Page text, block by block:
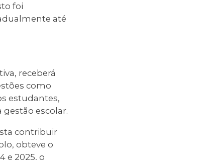
foi
até
receberá
como
estudantes,
escolar.
contribuir
obteve o
e 2025, o